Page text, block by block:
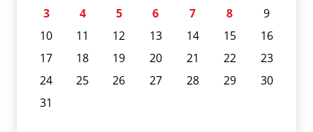
3
4 5 6 7 8
9
10
11 12 13 14 15
16
17
18 19 20 21 22
23
24
25 26 27 28 29
30
31